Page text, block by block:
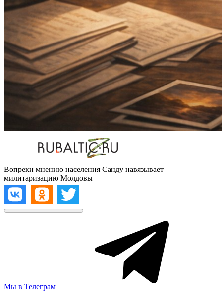
Вопреки мнению населения Санду навязывает
милитаризацию Молдовы
Мы в Телеграм